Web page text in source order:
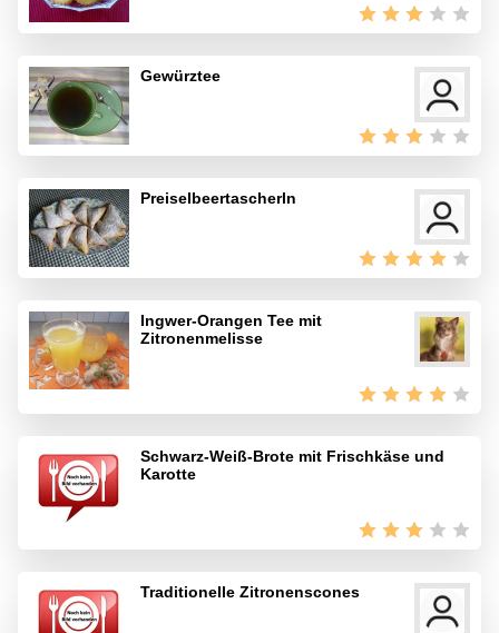
Gewürztee
Preiselbeertascherln
Ingwer-Orangen Tee mit
Zitronenmelisse
Schwarz-Weiß-Brote mit Frischkäse und
Karotte
Traditionelle Zitronenscones